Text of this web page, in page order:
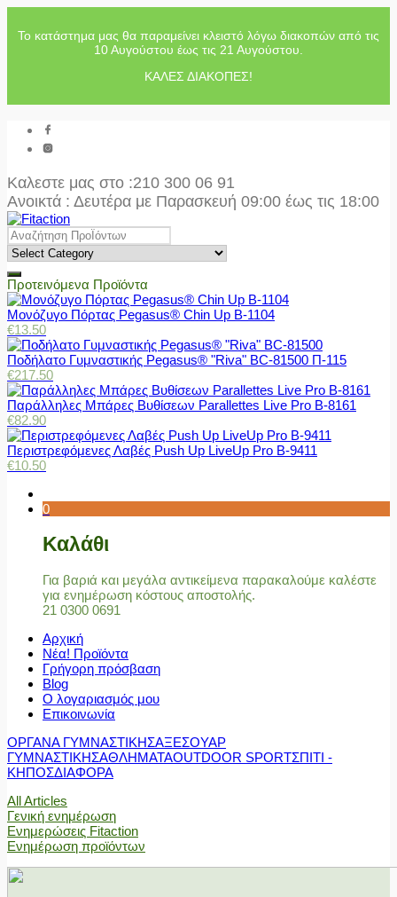
Το κατάστημα μας θα παραμείνει κλειστό λόγω διακοπών από τις
10 Αυγούστου έως τις 21 Αυγούστου.
ΚΑΛΕΣ ΔΙΑΚΟΠΕΣ!
Καλεστε μας στο :210 300 06 91
Ανοικτά : Δευτέρα με Παρασκευή 09:00 έως τις 18:00
Προτεινόμενα Προϊόντα
Μονόζυγο Πόρτας Pegasus® Chin Up Β-1104
€13.50
Ποδήλατο Γυμναστικής Pegasus® "Riva" BC-81500 Π-115
€217.50
Παράλληλες Μπάρες Βυθίσεων Parallettes Live Pro Β-8161
€82.90
Περιστρεφόμενες Λαβές Push Up LiveUp Pro Β-9411
€10.50
0
Καλάθι
Για βαριά και μεγάλα αντικείμενα παρακαλούμε καλέστε
για ενημέρωση κόστους αποστολής.
21 0300 0691
Αρχική
Νέα! Προϊόντα
Γρήγορη πρόσβαση
Blog
Ο λογαριασμός μου
Επικοινωνία
ΟΡΓΑΝΑ ΓΥΜΝΑΣΤΙΚΗΣΑΞΕΣΟΥΑΡ
ΓΥΜΝΑΣΤΙΚΗΣΑΘΛΗΜΑΤΑOUTDOOR SPORTΣΠΙΤΙ -
ΚΗΠΟΣΔΙΑΦΟΡΑ
All Articles
Γενική ενημέρωση
Ενημερώσεις Fitaction
Ενημέρωση προϊόντων